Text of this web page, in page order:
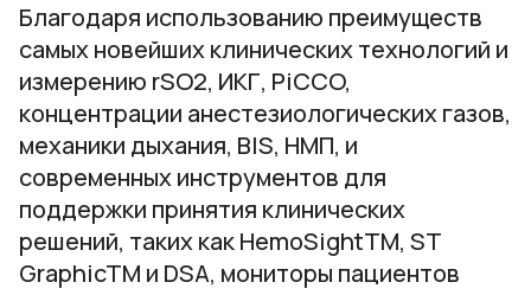
Благодаря использованию преимуществ
самых новейших клинических технологий и
измерению rSO2, ИКГ, PiCCO,
концентрации анестезиологических газов,
механики дыхания, BIS, НМП, и
современных инструментов для
поддержки принятия клинических
решений, таких как HemoSightTM, ST
GraphicTM и DSA, мониторы пациентов